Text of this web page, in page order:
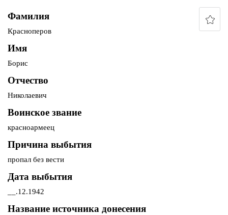
Фамилия
Красноперов
Имя
Борис
Отчество
Николаевич
Воинское звание
красноармеец
Причина выбытия
пропал без вести
Дата выбытия
__.12.1942
Название источника донесения